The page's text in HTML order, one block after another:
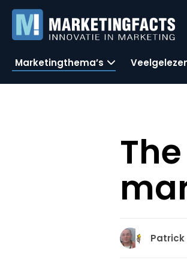
Marketingthema’s
Patrick